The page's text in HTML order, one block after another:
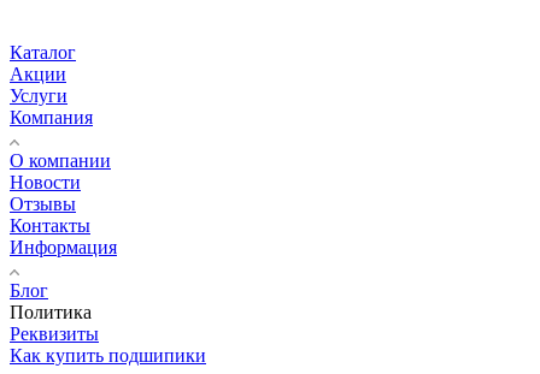
Каталог
Акции
Услуги
Компания
О компании
Новости
Отзывы
Контакты
Информация
Блог
Политика
Реквизиты
Как купить подшипики